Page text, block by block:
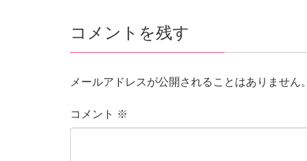
コメントを残す
メールアドレスが公開されることはありません。
コメント ※